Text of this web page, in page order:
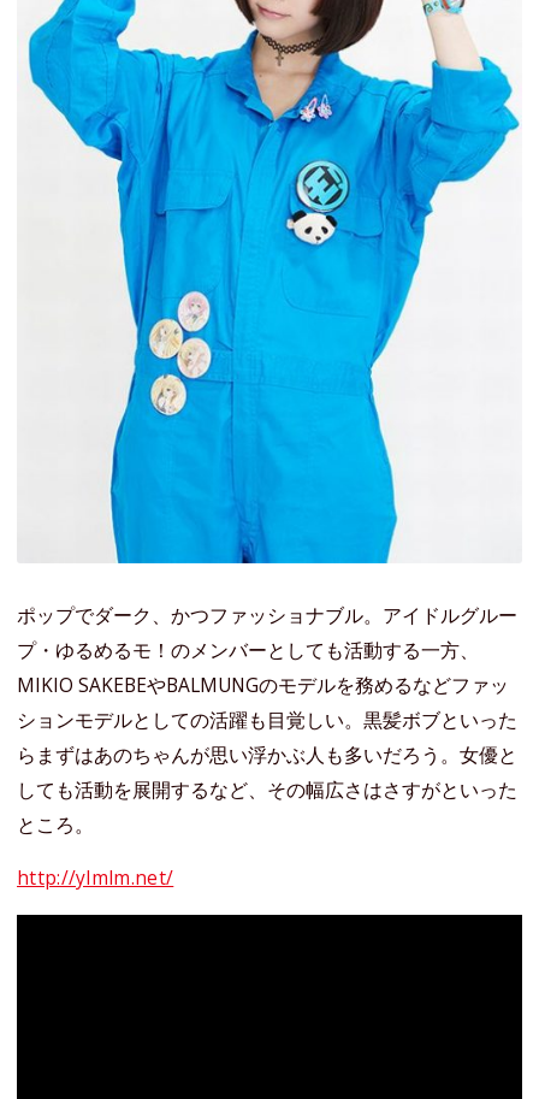
ポップでダーク、かつファッショナブル。アイドルグルー
プ・ゆるめるモ！のメンバーとしても活動する一方、
MIKIO SAKEBEやBALMUNGのモデルを務めるなどファッ
ションモデルとしての活躍も目覚しい。黒髪ボブといった
らまずはあのちゃんが思い浮かぶ人も多いだろう。女優と
しても活動を展開するなど、その幅広さはさすがといった
ところ。
http://ylmlm.net/